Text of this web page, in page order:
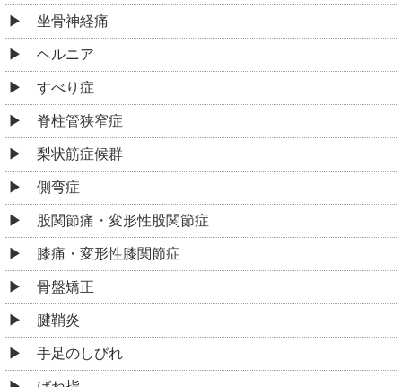
坐骨神経痛
ヘルニア
すべり症
脊柱管狭窄症
梨状筋症候群
側弯症
股関節痛・変形性股関節症
膝痛・変形性膝関節症
骨盤矯正
腱鞘炎
手足のしびれ